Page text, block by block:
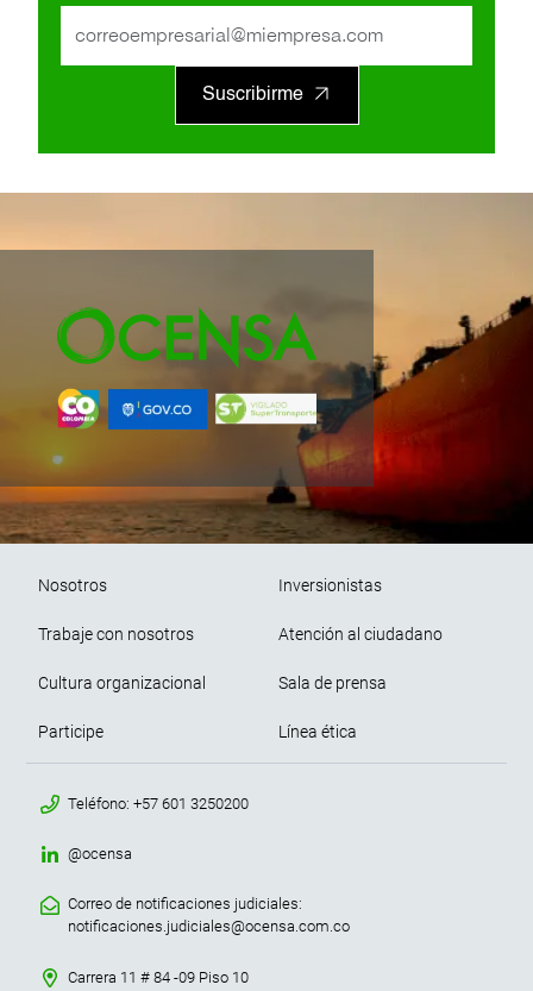
Suscribirme
Pie de página
Nosotros Inversionistas
Trabaje con nosotros Atención al ciudadano
Cultura organizacional Sala de prensa
Participe Línea ética
menu contacto footer
Teléfono: +57 601 3250200
@ocensa
Correo de notificaciones judiciales:
notificaciones.judiciales@ocensa.com.co
Carrera 11 # 84 -09 Piso 10